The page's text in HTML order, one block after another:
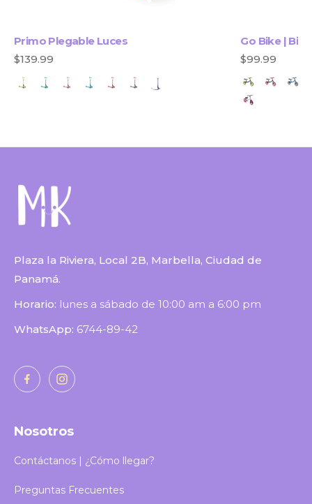
Primo Plegable Luces
$139.99
Go Bike |
$99.99
Plaza la Riviera, Local 2B, Marbella, Ciudad de
Panamá.
Horario: lunes a sábado de 10:00 am a 6:00 pm
WhatsApp: 6744-89-42
Nosotros
Contáctanos | ¿Cómo llegar?
Preguntas Frecuentes